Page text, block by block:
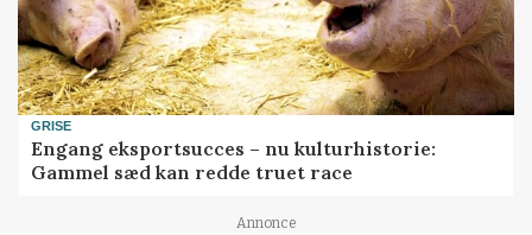
GRISE
Engang eksportsucces – nu kulturhistorie:
Gammel sæd kan redde truet race
Annonce